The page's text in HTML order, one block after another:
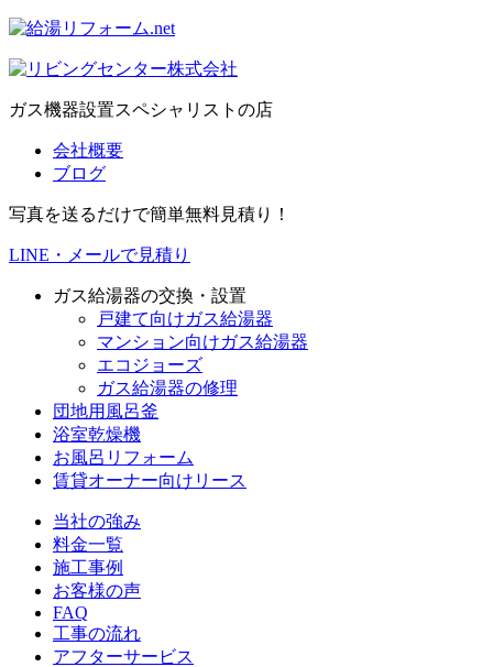
ガス機器設置スペシャリストの店
会社概要
ブログ
写真を送るだけで簡単無料見積り！
LINE・メールで見積り
ガス給湯器の交換・設置
戸建て向けガス給湯器
マンション向けガス給湯器
エコジョーズ
ガス給湯器の修理
団地用風呂釜
浴室乾燥機
お風呂リフォーム
賃貸オーナー向けリース
当社の強み
料金一覧
施工事例
お客様の声
FAQ
工事の流れ
アフターサービス